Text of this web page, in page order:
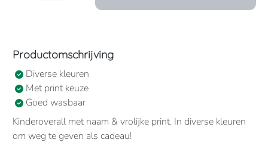
Productomschrijving
Diverse kleuren
Met print keuze
Goed wasbaar
Kinderoverall met naam & vrolijke print. In diverse kleuren
om weg te geven als cadeau!